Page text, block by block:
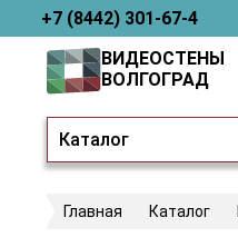
+7 (8442) 301-67-4
Каталог
ВИДЕОСТЕНЫ
ВОЛГОГРАД
Главная Каталог